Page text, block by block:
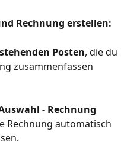
Rechnung erstellen:
Posten, die du
zusammenfassen
- Rechnung
Rechnung automatisch